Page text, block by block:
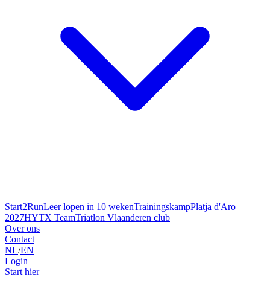
Start2RunLeer lopen in 10 wekenTrainingskampPlatja d'Aro
2027HYTX TeamTriatlon Vlaanderen club
Over ons
Contact
NL/EN
Login
Start hier